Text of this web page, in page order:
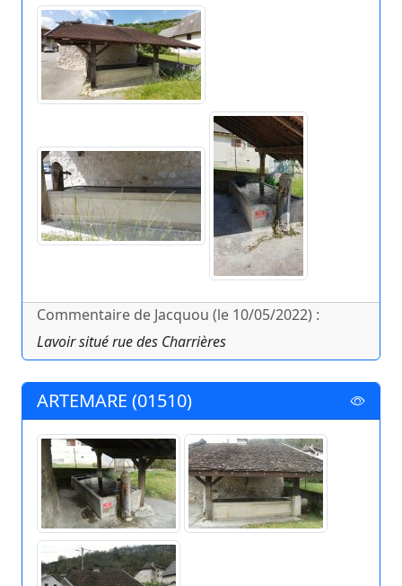
Commentaire de Jacquou (le 10/05/2022) :
Lavoir situé rue des Charrières
ARTEMARE (01510)